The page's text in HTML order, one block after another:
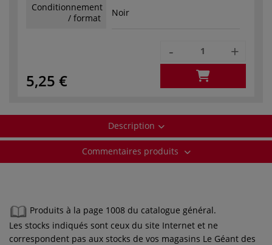
Conditionnement
/ format
Noir
5,25 €
- +
Description
Commentaires produits
Produits à la page 1008 du catalogue général.
Les stocks indiqués sont ceux du site Internet et ne
correspondent pas aux stocks de vos magasins Le Géant des